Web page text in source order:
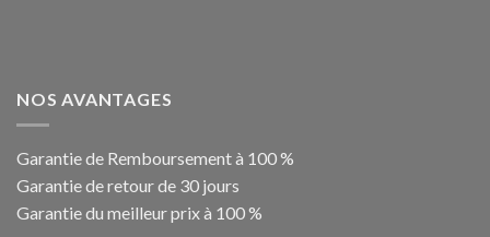
NOS AVANTAGES
Garantie de Remboursement à 100 %
Garantie de retour de 30 jours
Garantie du meilleur prix à 100 %